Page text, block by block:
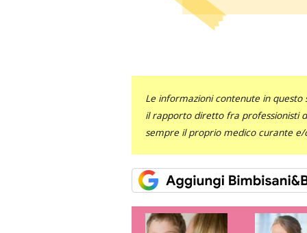
Le informazioni contenute in
il rapporto diretto fra professionisti
sempre il proprio medico curante e/